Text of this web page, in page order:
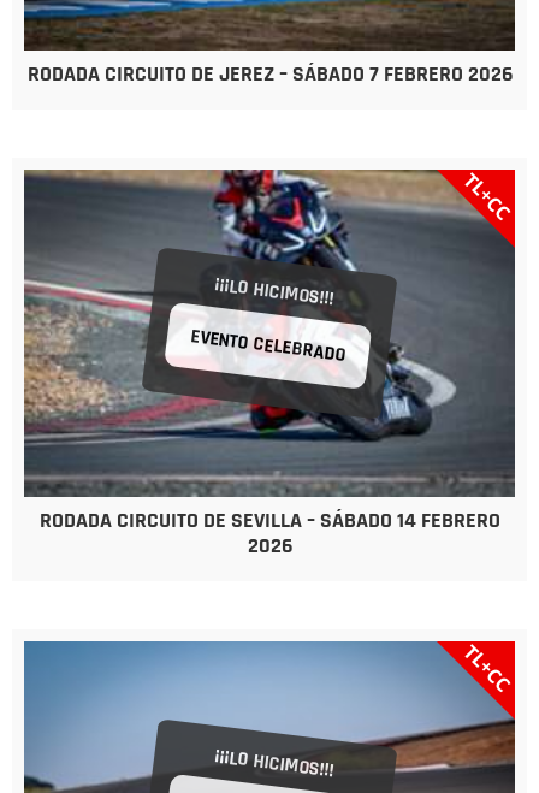
RODADA CIRCUITO DE JEREZ – SÁBADO 7 FEBRERO 2026
¡¡¡LO HICIMOS!!!
EVENTO CELEBRADO
TL+CC
RODADA CIRCUITO DE SEVILLA – SÁBADO 14 FEBRERO
2026
¡¡¡LO HICIMOS!!!
TL+CC